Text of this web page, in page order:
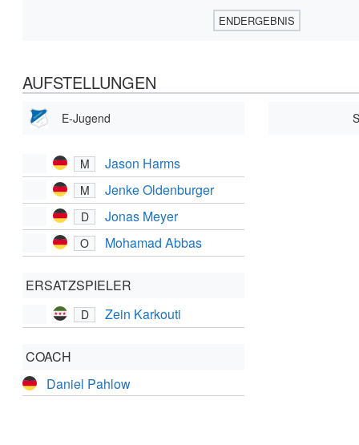
ENDERGEBNIS
AUFSTELLUNGEN
E-Jugend
M Jason Harms
M Jenke Oldenburger
D Jonas Meyer
O Mohamad Abbas
ERSATZSPIELER
D Zein Karkouti
COACH
Daniel Pahlow